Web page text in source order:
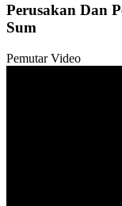
Perusakan Dan
Sum
Pemutar Video